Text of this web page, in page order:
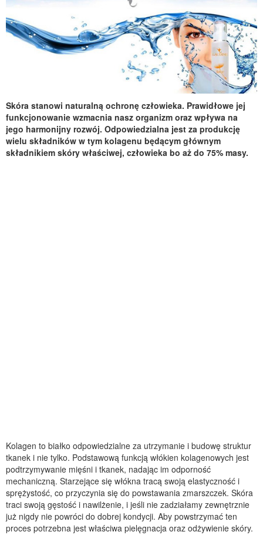
Skóra stanowi naturalną ochronę człowieka. Prawidłowe jej
funkcjonowanie wzmacnia nasz organizm oraz wpływa na
jego harmonijny rozwój. Odpowiedzialna jest za produkcję
wielu składników w tym kolagenu będącym głównym
składnikiem skóry właściwej, człowieka bo aż do 75% masy.
Kolagen to białko odpowiedzialne za utrzymanie i budowę struktur
tkanek i nie tylko. Podstawową funkcją włókien kolagenowych jest
podtrzymywanie mięśni i tkanek, nadając im odporność
mechaniczną. Starzejące się włókna tracą swoją elastyczność i
sprężystość, co przyczynia się do powstawania zmarszczek. Skóra
traci swoją gęstość i nawilżenie, i jeśli nie zadziałamy zewnętrznie
już nigdy nie powróci do dobrej kondycji. Aby powstrzymać ten
proces potrzebna jest właściwa pielęgnacja oraz odżywienie skóry.